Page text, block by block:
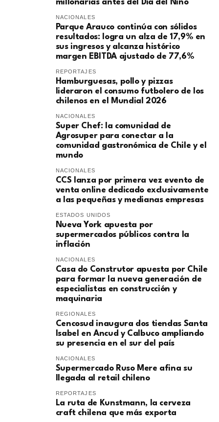
millonarias antes del Día del Niño
NACIONALES
Parque Arauco continúa con sólidos
resultados: logra un alza de 17,9% en
sus ingresos y alcanza histórico
margen EBITDA ajustado de 77,6%
REPORTAJES
Hamburguesas, pollo y pizzas
lideraron el consumo futbolero de los
chilenos en el Mundial 2026
NACIONALES
Super Chef: la comunidad de
Agrosuper para conectar a la
comunidad gastronómica de Chile y el
mundo
NACIONALES
CCS lanza por primera vez evento de
venta online dedicado exclusivamente
a las pequeñas y medianas empresas
ESTADOS UNIDOS
Nueva York apuesta por
supermercados públicos contra la
inflación
NACIONALES
Casa do Construtor apuesta por Chile
para formar la nueva generación de
especialistas en construcción y
maquinaria
REGIONALES
Cencosud inaugura dos tiendas Santa
Isabel en Ancud y Calbuco ampliando
su presencia en el sur del país
NACIONALES
Supermercado Ruso Mere afina su
llegada al retail chileno
REPORTAJES
La ruta de Kunstmann, la cerveza
craft chilena que más exporta